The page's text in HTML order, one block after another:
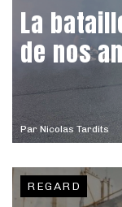
Par Nicolas Tardits
La
de nos
REGARD